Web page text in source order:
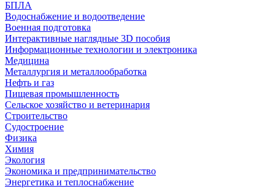
БПЛА
Водоснабжение и водоотведение
Военная подготовка
Интерактивные наглядные 3D пособия
Информационные технологии и электроника
Медицина
Металлургия и металлообработка
Нефть и газ
Пищевая промышленность
Сельское хозяйство и ветеринария
Строительство
Судостроение
Физика
Химия
Экология
Экономика и предпринимательство
Энергетика и теплоснабжение